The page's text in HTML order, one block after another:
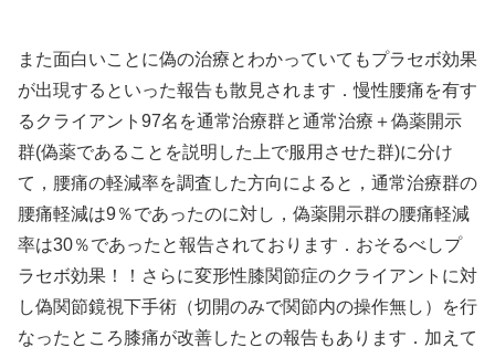
また面白いことに偽の治療とわかっていてもプラセボ効果
が出現するといった報告も散見されます．慢性腰痛を有す
るクライアント97名を通常治療群と通常治療＋偽薬開示
群(偽薬であることを説明した上で服用させた群)に分け
て，腰痛の軽減率を調査した方向によると，通常治療群の
腰痛軽減は9％であったのに対し，偽薬開示群の腰痛軽減
率は30％であったと報告されております．おそるべしプ
ラセボ効果！！さらに変形性膝関節症のクライアントに対
し偽関節鏡視下手術（切開のみで関節内の操作無し）を行
なったところ膝痛が改善したとの報告もあります．加えて